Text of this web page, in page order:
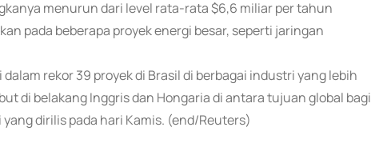
menurun dari level rata-rata $6,6 miliar per tahun
pada beberapa proyek energi besar, seperti jaringan
rekor 39 proyek di Brasil di berbagai industri yang lebih
di belakang Inggris dan Hongaria di antara tujuan global bagi
dirilis pada hari Kamis. (end/Reuters)